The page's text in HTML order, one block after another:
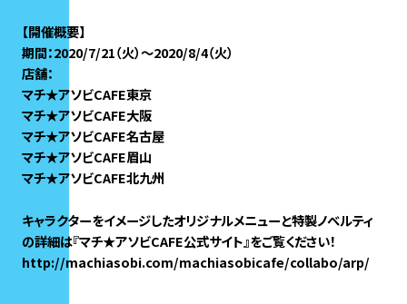
【開催概要】
期間：2020/7/21（火）～2020/8/4（火）
店舗：
マチ★アソビCAFE東京
マチ★アソビCAFE大阪
マチ★アソビCAFE名古屋
マチ★アソビCAFE眉山
マチ★アソビCAFE北九州
キャラクターをイメージしたオリジナルメニューと特製ノベルティ
の詳細は『マチ★アソビCAFE公式サイト』をご覧ください！
http://machiasobi.com/machiasobicafe/collabo/arp/